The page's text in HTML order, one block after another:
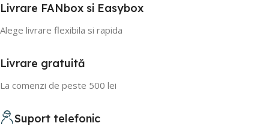
Livrare FANbox si Easybox
Alege livrare flexibila si rapida
Livrare gratuită
La comenzi de peste 500 lei
Suport telefonic